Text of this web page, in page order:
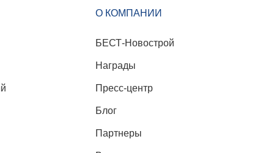
О КОМПАНИИ
БЕСТ-Новострой
Награды
Пресс-центр
Блог
Партнеры